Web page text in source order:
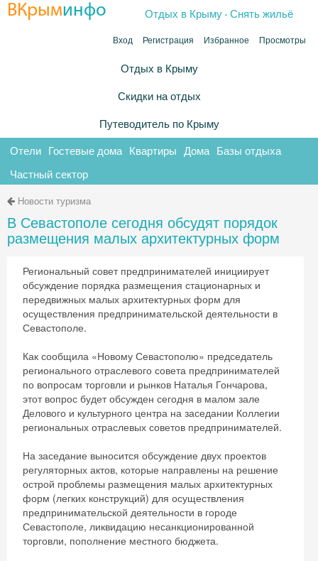
ВКрыминфо Отдых в Крыму .Снять жильё
Вход Регистрация Избранное Просмотры
Отдых в Крыму
Скидки на отдых
Путеводитель по Крыму
Отели Гостевые дома Квартиры Дома Базы отдыха
Частный сектор
Новости туризма
В Севастополе сегодня обсудят порядок
размещения малых архитектурных форм
Региональный совет предпринимателей инициирует
обсуждение порядка размещения стационарных и
передвижных малых архитектурных форм для
осуществления предпринимательской деятельности в
Севастополе.
Как сообщила «Новому Севастополю» председатель
регионального отраслевого совета предпринимателей
по вопросам торговли и рынков Наталья Гончарова,
этот вопрос будет обсужден сегодня в малом зале
Делового и культурного центра на заседании Коллегии
региональных отраслевых советов предпринимателей.
На заседание выносится обсуждение двух проектов
регуляторных актов, которые направлены на решение
острой проблемы размещения малых архитектурных
форм (легких конструкций) для осуществления
предпринимательской деятельности в городе
Севастополе, ликвидацию несанкционированной
торговли, пополнение местного бюджета.